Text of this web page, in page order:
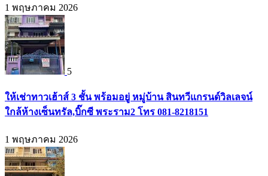
1 พฤษภาคม 2026
5
ให้เช่าทาวเฮ้าส์ 3 ชั้น พร้อมอยู่ หมู่บ้าน สินทวีแกรนด์วิลเลจน์
ใกล้ห้างเซ็นทรัล,บิ๊กซี พระราม2 โทร 081-8218151
1 พฤษภาคม 2026